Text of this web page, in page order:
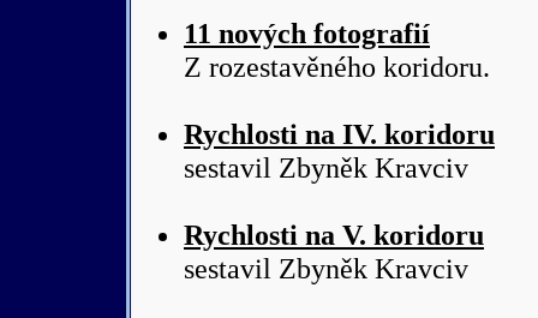
11 nových fotografií
Z rozestavěného koridoru.
Rychlosti na IV. koridoru
sestavil Zbyněk Kravciv
Rychlosti na V. koridoru
sestavil Zbyněk Kravciv